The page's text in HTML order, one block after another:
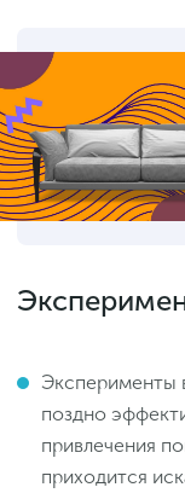
Эксперименты
поздно
привлечения
приходится